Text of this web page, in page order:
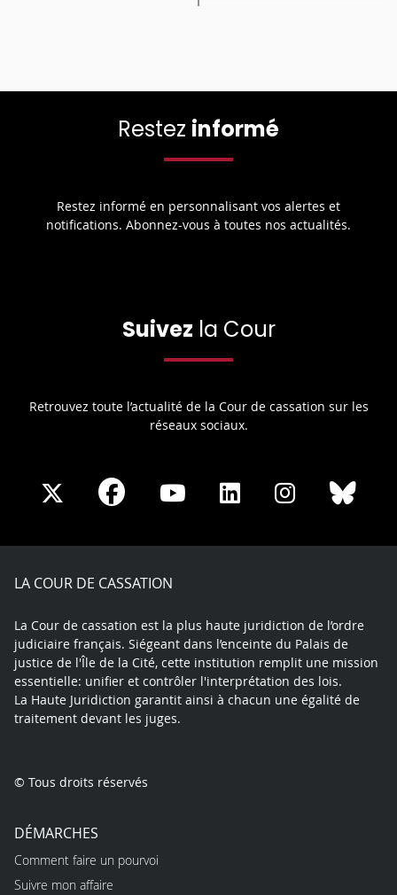
Restez informé
Restez informé en personnalisant vos alertes et
notifications. Abonnez-vous à toutes nos actualités.
Suivez la Cour
Retrouvez toute l’actualité de la Cour de cassation sur les
réseaux sociaux.
Share
X
Share
Facebook
Share
Youtube
Share
LinkedIn
Share
Instagram
LA COUR DE CASSATION
La Cour de cassation est la plus haute juridiction de l’ordre
judiciaire français. Siégeant dans l’enceinte du Palais de
justice de l'Île de la Cité, cette institution remplit une mission
essentielle: unifier et contrôler l'interprétation des lois.
La Haute Juridiction garantit ainsi à chacun une égalité de
traitement devant les juges.
© Tous droits réservés
DÉMARCHES
Comment faire un pourvoi
Suivre mon affaire